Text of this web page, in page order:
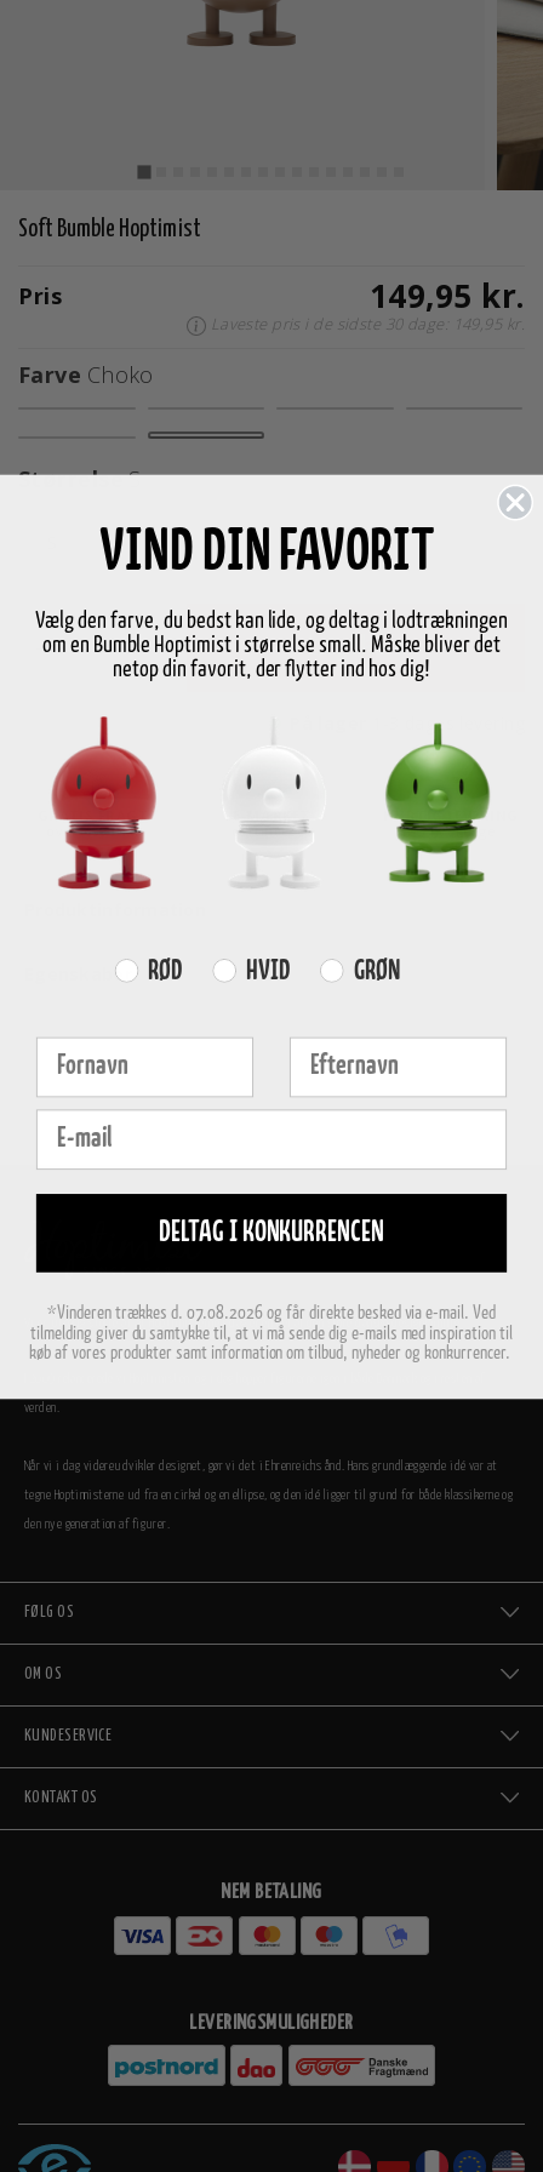
Soft Bumble Hoptimist
Pris 149,95 kr.
Laveste pris i de sidste 30 dage: 149,95 kr.
Farve Choko
valgte
StørrelseS
- + Læg i kurv
1-3 dages levering
GRATIS FRAGT
over499 DKK
certificeret
HURTIG LEVERING
1-3 hverdage
Egenskaber
Vi er utrolig stolte af, at Hoptimisterne i dag er en del af den store danske designfamilie.
verden.
Når vi i dag videreudvikler designet, gør vi det i Ehrenreichs ånd. Hans grundlæggende idé var at
tegne Hoptimisterne ud fra en cirkel og en ellipse, og den idé ligger til grund for både klassikerne og
den nye generation af figurer.
FØLG OS
OM OS
KUNDESERVICE
KONTAKT OS
NEM BETALING
LEVERINGSMULIGHEDER
VIND DIN FAVORIT
Vælg den farve, du bedst kan lide, og deltag i lodtrækningen
om en Bumble Hoptimist i størrelse small. Måske bliver det
netop din favorit, der flytter ind hos dig!
Farvevalg
RØD HVID GRØN
Fornavn Efternavn
E-mail
DELTAG I KONKURRENCEN
*Vinderen trækkes d. 07.08.2026 og får direkte besked via e-mail. Ved
tilmelding giver du samtykke til, at vi må sende dig e-mails med inspiration til
køb af vores produkter samt information om tilbud, nyheder og konkurrencer.